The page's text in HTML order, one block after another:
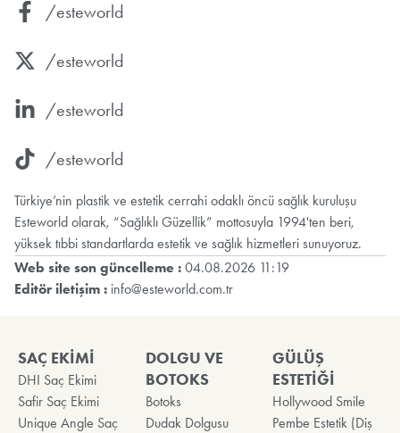
/esteworld
/esteworld
/esteworld
/esteworld
Türkiye’nin plastik ve estetik cerrahi odaklı öncü sağlık kuruluşu
Esteworld olarak, “Sağlıklı Güzellik” mottosuyla 1994'ten beri,
yüksek tıbbi standartlarda estetik ve sağlık hizmetleri sunuyoruz.
Web site son güncelleme : 04.08.2026 11:19
Editör iletişim : info@esteworld.com.tr
SAÇ EKİMİ
DHI Saç Ekimi
Safir Saç Ekimi
Unique Angle Saç
DOLGU VE
BOTOKS
Botoks
Dudak Dolgusu
GÜLÜŞ
ESTETİĞİ
Hollywood Smile
Pembe Estetik (Diş